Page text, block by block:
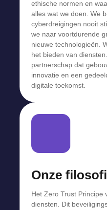
ethische normen en
alles wat we doen. We
cyberdreigingen nooit
we naar voortdurende
nieuwe technologieën.
het bieden van
partnerschap dat
innovatie en een
digitale toekomst.
Onze
Het Zero Trust Principe
diensten. Dit